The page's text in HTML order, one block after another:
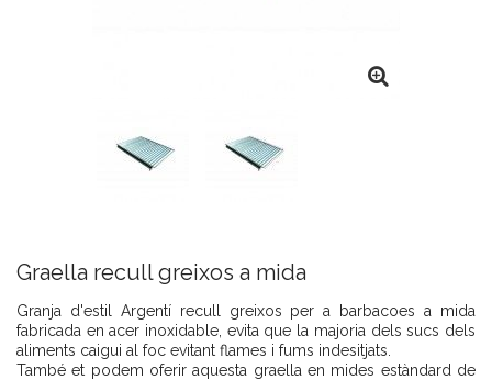
Graella recull greixos a mida
Granja d'estil Argentí recull greixos per a barbacoes a mida
fabricada en acer inoxidable, evita que la majoria dels sucs dels
aliments caigui al foc evitant flames i fums indesitjats.
També et podem oferir aquesta graella en mides estàndard de